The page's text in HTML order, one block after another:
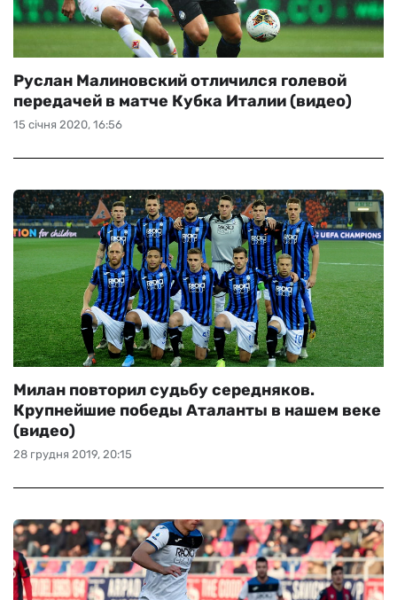
15 січня 2020, 16:56
Руслан Малиновский отличился голевой
передачей в матче Кубка Италии (видео)
28 грудня 2019, 20:15
Милан повторил судьбу середняков.
Крупнейшие победы Аталанты в нашем веке
(видео)